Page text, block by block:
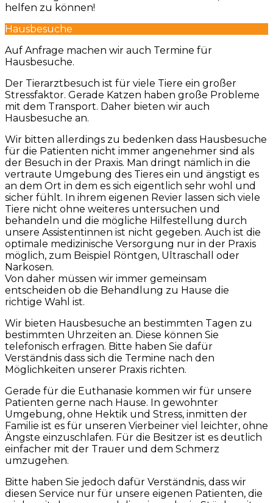
helfen zu können!
Hausbesuche
Auf Anfrage machen wir auch Termine für
Hausbesuche.
Der Tierarztbesuch ist für viele Tiere ein großer
Stressfaktor. Gerade Katzen haben große Probleme
mit dem Transport. Daher bieten wir auch
Hausbesuche an.
Wir bitten allerdings zu bedenken dass Hausbesuche
für die Patienten nicht immer angenehmer sind als
der Besuch in der Praxis. Man dringt nämlich in die
vertraute Umgebung des Tieres ein und ängstigt es
an dem Ort in dem es sich eigentlich sehr wohl und
sicher fühlt. In ihrem eigenen Revier lassen sich viele
Tiere nicht ohne weiteres untersuchen und
behandeln und die mögliche Hilfestellung durch
unsere Assistentinnen ist nicht gegeben. Auch ist die
optimale medizinische Versorgung nur in der Praxis
möglich, zum Beispiel Röntgen, Ultraschall oder
Narkosen.
Von daher müssen wir immer gemeinsam
entscheiden ob die Behandlung zu Hause die
richtige Wahl ist.
Wir bieten Hausbesuche an bestimmten Tagen zu
bestimmten Uhrzeiten an. Diese können Sie
telefonisch erfragen. Bitte haben Sie dafür
Verständnis dass sich die Termine nach den
Möglichkeiten unserer Praxis richten.
Gerade für die Euthanasie kommen wir für unsere
Patienten gerne nach Hause. In gewohnter
Umgebung, ohne Hektik und Stress, inmitten der
Familie ist es für unseren Vierbeiner viel leichter, ohne
Ängste einzuschlafen. Für die Besitzer ist es deutlich
einfacher mit der Trauer und dem Schmerz
umzugehen.
Bitte haben Sie jedoch dafür Verständnis, dass wir
diesen Service nur für unsere eigenen Patienten, die